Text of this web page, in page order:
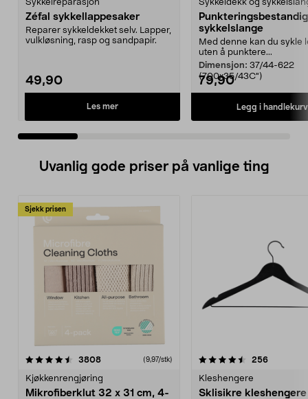
Sykkelreparasjon
Zéfal sykkellappesaker
Reparer sykkeldekket selv. Lapper,
vulkløsning, rasp og sandpapir.
49,90
Les mer
Sykkeldekk og
Punkteringsbestandig
sykkelslange
Med denne kan du sykle
uten å punktere...
Dimensjon: 37/44-622
(700x35/43C")
79,90
Legg i handlekurv
Uvanlig gode priser på vanlige ting
Sjekk prisen
3808anmeldelser(9,97/stk)
Kjøkkenrengjøring
Mikrofiberklut 32 x 31 cm, 4-
4.5av 5 stjerner 256
Kleshengere
Sklisikre
4.5av 5 stjerner